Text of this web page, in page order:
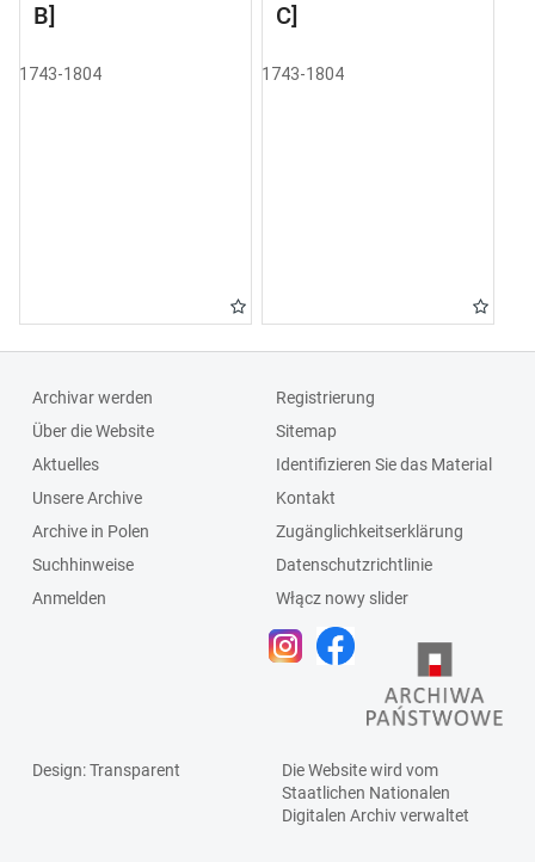
B]
1743-1804
C]
1743-1804
Archivar werden
Über die Website
Aktuelles
Unsere Archive
Archive in Polen
Suchhinweise
Anmelden
Registrierung
Sitemap
Identifizieren Sie das Material
Kontakt
Zugänglichkeitserklärung
Datenschutzrichtlinie
Włącz nowy slider
Design: Transparent
Die Website wird vom
Staatlichen Nationalen
Digitalen Archivverwaltet